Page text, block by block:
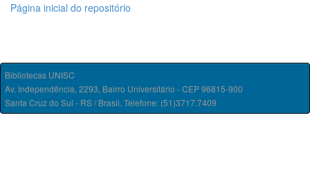
Página inicial do repositório
Bibliotecas UNISC
Av. Independência, 2293, Bairro Universitário - CEP 96815-900
Santa Cruz do Sul - RS / Brasil. Telefone: (51)3717.7409